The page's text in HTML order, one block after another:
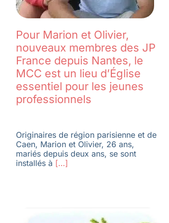
Pour Marion et Olivier,
nouveaux membres des JP
France depuis Nantes, le
MCC est un lieu d’Église
essentiel pour les jeunes
professionnels
Originaires de région parisienne et de
Caen, Marion et Olivier, 26 ans,
mariés depuis deux ans, se sont
installés à […]